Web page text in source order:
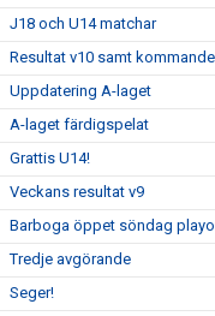
J18 och U14 matchar
Resultat v10 samt
Uppdatering A-laget
A-laget färdigspelat
Grattis U14!
Veckans resultat v9
Barboga öppet söndag
Tredje avgörande
Seger!